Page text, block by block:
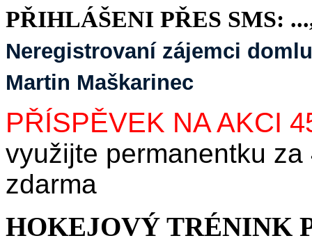
PŘIHLÁŠENI PŘES SMS:
Neregistrovaní zájemci
Martin Maškarinec
PŘÍSPĚVEK NA AKCI
využijte permanentku
zdarma
HOKEJOVÝ TRÉNINK